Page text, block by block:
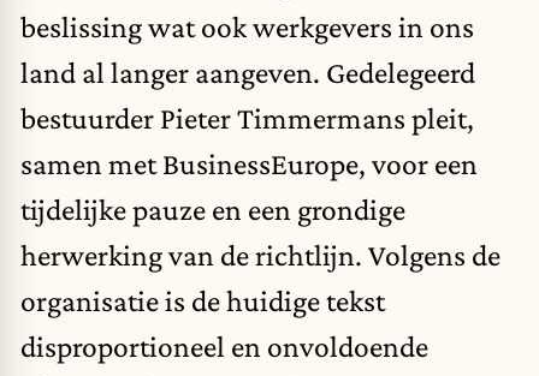
beslissing wat ook werkgevers in ons
land al langer aangeven. Gedelegeerd
bestuurder Pieter Timmermans pleit,
samen met BusinessEurope, voor een
tijdelijke pauze en een grondige
herwerking van de richtlijn. Volgens de
organisatie is de huidige tekst
disproportioneel en onvoldoende